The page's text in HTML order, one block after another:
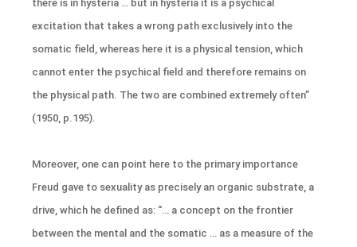
there is in hysteria … but in hysteria it is a psychical
excitation that takes a wrong path exclusively into the
somatic field, whereas here it is a physical tension, which
cannot enter the psychical field and therefore remains on
the physical path. The two are combined extremely often”
(1950, p.195).
Moreover, one can point here to the primary importance
Freud gave to sexuality as precisely an organic substrate, a
drive, which he defined as: “… a concept on the frontier
between the mental and the somatic … as a measure of the